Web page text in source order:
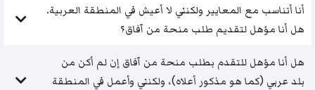
أنا أتناسب مع المعايير ولكنني لا أعيش في المنطقة العربية.
هل أنا مؤهل لتقديم طلب منحة من آفاق؟
هل أنا مؤهل للتقدم بطلب منحة من آفاق إن لم أكن من
بلد عربي (كما هو مذكور أعلاه)، ولكنني وأعمل في المنطقة